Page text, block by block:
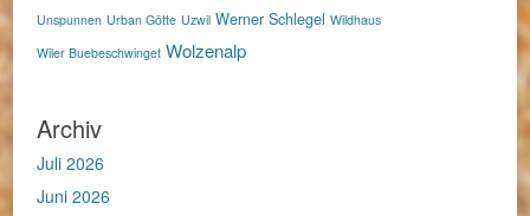
Unspunnen Urban Götte Uzwil Werner Schlegel Wildhaus
Wiler Buebeschwinget Wolzenalp
Archiv
Juli 2026
Juni 2026